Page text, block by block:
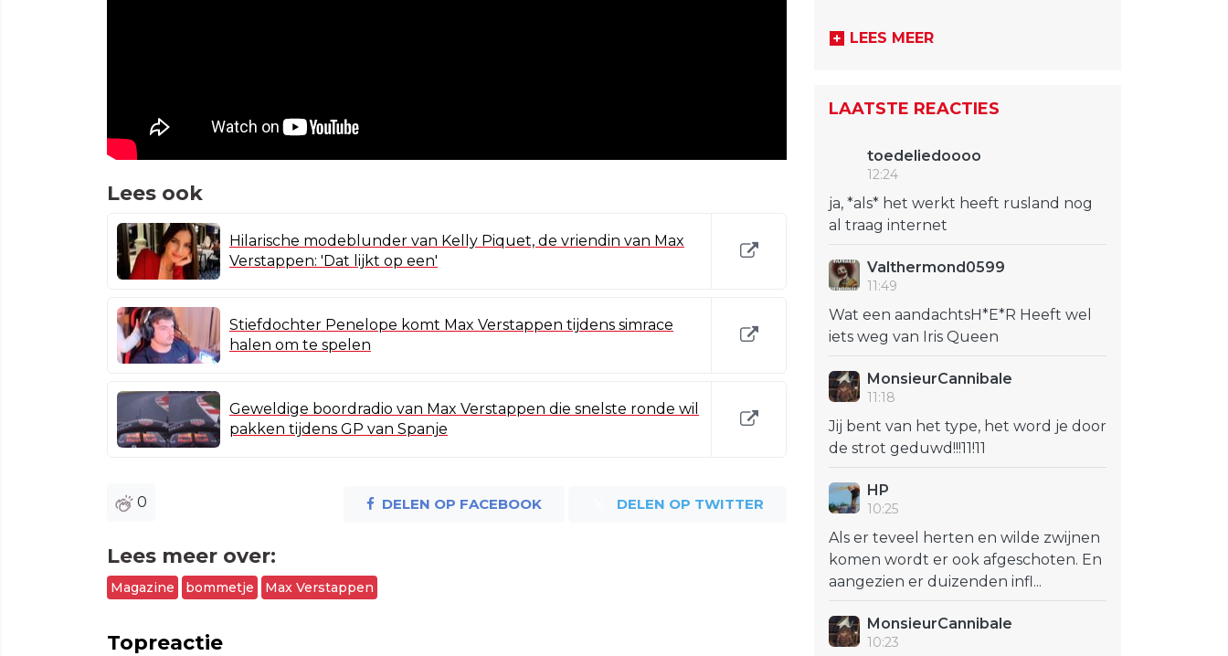
Lees ook
Hilarische modeblunder van Kelly Piquet, de vriendin van Max
Verstappen: 'Dat lijkt op een'
Stiefdochter Penelope komt Max Verstappen tijdens simrace
halen om te spelen
Geweldige boordradio van Max Verstappen die snelste ronde wil
pakken tijdens GP van Spanje
0 DELEN OP FACEBOOK DELEN OP TWITTER
Lees meer over:
Magazine bommetje Max Verstappen
Topreactie
LEES MEER
LAATSTE REACTIES
toedeliedoooo
12:24
ja, *als* het werkt heeft rusland nog
al traag internet
Valthermond0599
11:49
Wat een aandachtsH*E*R Heeft wel
iets weg van Iris Queen
MonsieurCannibale
11:18
Jij bent van het type, het word je door
de strot geduwd!!!11!11
HP
10:25
Als er teveel herten en wilde zwijnen
komen wordt er ook afgeschoten. En
aangezien er duizenden infl...
MonsieurCannibale
10:23